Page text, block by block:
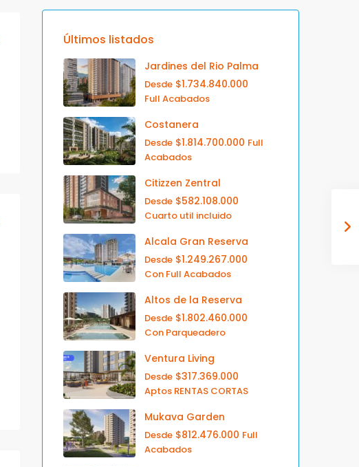
Últimos listados
Jardines del Rio Palma
Desde $1.734.840.000
Full Acabados
Costanera
Desde $1.814.700.000 Full
Acabados
Citizzen Zentral
Desde $582.108.000
Cuarto util incluido
Alcala Gran Reserva
Desde $1.249.267.000
Con Full Acabados
Altos de la Reserva
Desde $1.802.460.000
Con Parqueadero
Ventura Living
Desde $317.369.000
Aptos RENTAS CORTAS
Mukava Garden
Desde $812.476.000 Full
Acabados